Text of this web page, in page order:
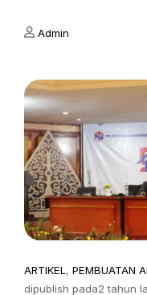
Admin
ARTIKEL , PEMBUATAN
dipublish pada2 tahun